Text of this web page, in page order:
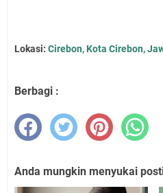
Lokasi: Cirebon, Kota Cirebon,
Berbagi :
Anda mungkin menyukai